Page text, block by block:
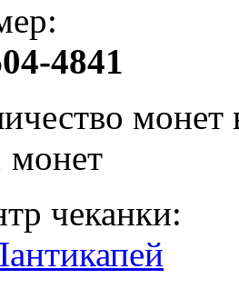
4841
монет
монет
чеканки: